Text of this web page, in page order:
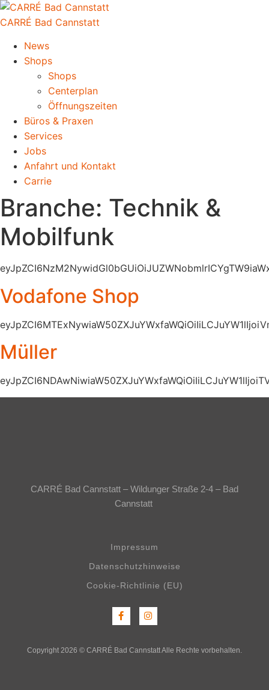
CARRÉ Bad Cannstatt
News
Shops
Shops
Centerplan
Öffnungszeiten
Büros & Praxen
Services
Jobs
Anfahrt und Kontakt
Carrie
Branche: Technik &
Mobilfunk
Vodafone Shop
Müller
CARRÉ Bad Cannstatt – Wildunger Straße 2-4 – Bad
Cannstatt
Impressum
Datenschutzhinweise
Cookie-Richtlinie (EU)
Copyright 2026 © CARRÉ Bad Cannstatt Alle Rechte vorbehalten.